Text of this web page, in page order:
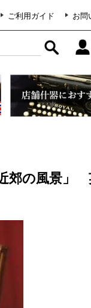
ご利用ガイド お問
郊の風景」